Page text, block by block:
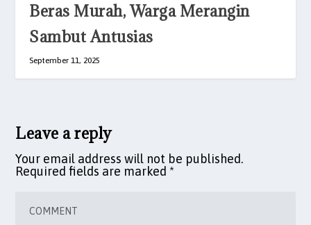
Beras Murah, Warga Merangin
Sambut Antusias
September 11, 2025
Leave a reply
Your email address will not be published.
Required fields are marked *